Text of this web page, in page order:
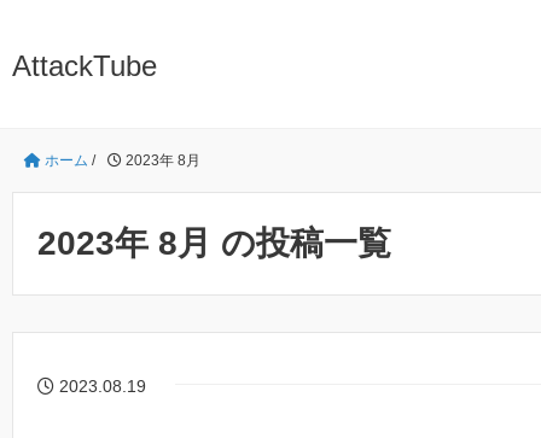
AttackTube
ホーム / 2023年 8月
2023年 8月 の投稿一覧
2023.08.19